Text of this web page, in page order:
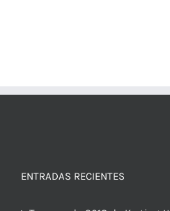
ENTRADAS RECIENTES